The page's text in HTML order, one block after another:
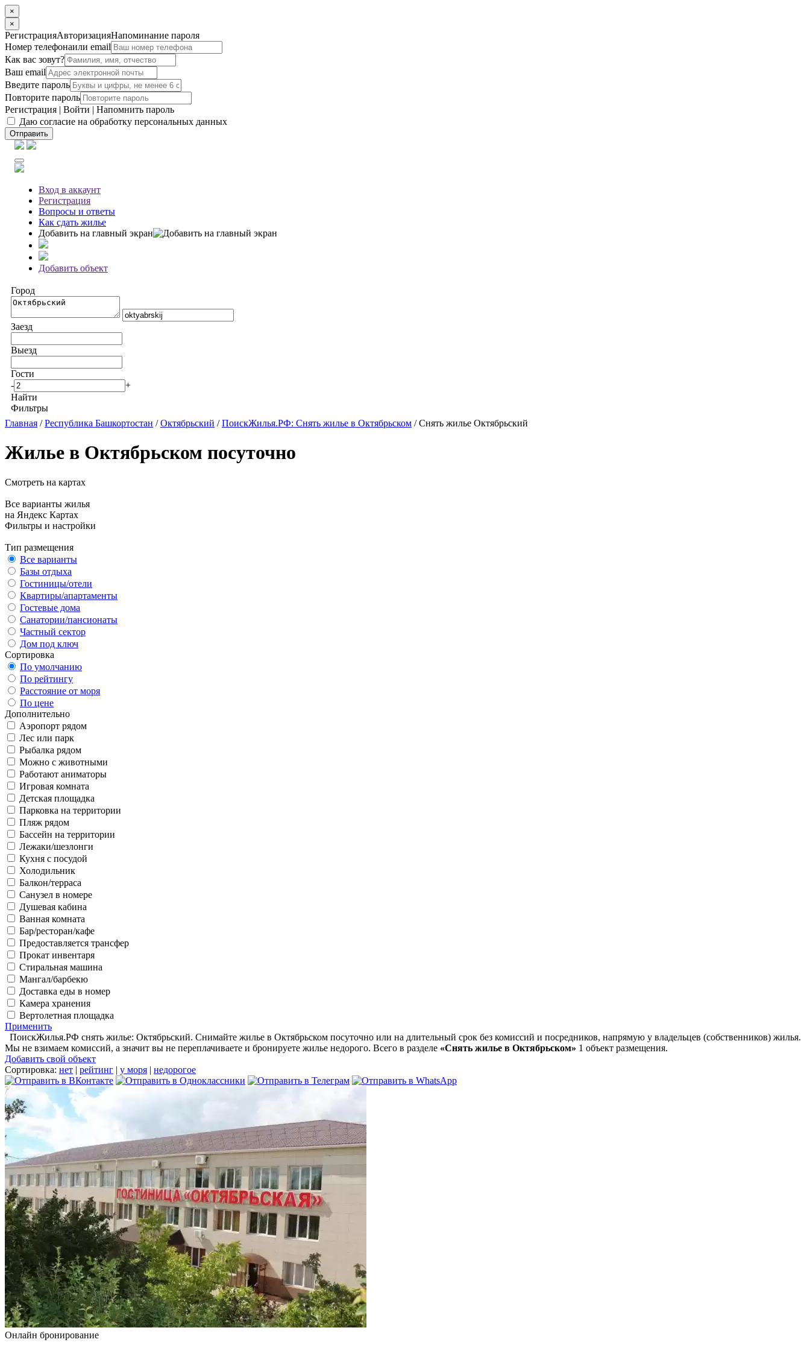
×
×
РегистрацияАвторизацияНапоминание пароля
Номер телефонаили email
Как вас зовут?
Ваш email
Введите пароль
Повторите пароль
Регистрация | Войти | Напомнить пароль
Даю согласие на обработку персональных данных
Отправить
Вход в аккаунт
Регистрация
Вопросы и ответы
Как сдать жилье
Добавить на главный экран
Добавить объект
Город
Заезд
Выезд
Гости
-
+
Найти
Фильтры
Главная /Республика Башкортостан /Октябрьский /ПоискЖилья.РФ: Снять жилье в Октябрьском / Снять жилье Октябрьский
Жилье в Октябрьском посуточно
Смотреть на картах
Все варианты жилья
на Яндекс Картах
Фильтры и настройки
Тип размещения
Все варианты
Базы отдыха
Гостиницы/отели
Квартиры/апартаменты
Гостевые дома
Санатории/пансионаты
Частный сектор
Дом под ключ
Сортировка
По умолчанию
По рейтингу
Расстояние от моря
По цене
Дополнительно
Аэропорт рядом
Лес или парк
Рыбалка рядом
Можно с животными
Работают аниматоры
Игровая комната
Детская площадка
Парковка на территории
Пляж рядом
Бассейн на территории
Лежаки/шезлонги
Кухня с посудой
Холодильник
Балкон/терраса
Санузел в номере
Душевая кабина
Ванная комната
Бар/ресторан/кафе
Предоставляется трансфер
Прокат инвентаря
Стиральная машина
Мангал/барбекю
Доставка еды в номер
Камера хранения
Вертолетная площадка
Применить
ПоискЖилья.РФ снять жилье: Октябрьский. Снимайте жилье в Октябрьском посуточно или на длительный срок без комиссий и посредников, напрямую у владельцев (собственников) жилья.
Мы не взимаем комиссий, а значит вы не переплачиваете и бронируете жилье недорого. Всего в разделе «Снять жилье в Октябрьском» 1 объект размещения.
Добавить свой объект
Сортировка: нет | рейтинг | у моря | недорогое
Онлайн бронирование